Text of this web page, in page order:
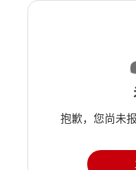
抱歉，您尚未